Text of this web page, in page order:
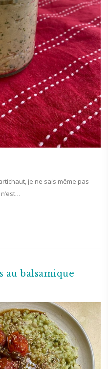
je ne sais même pas
au balsamique